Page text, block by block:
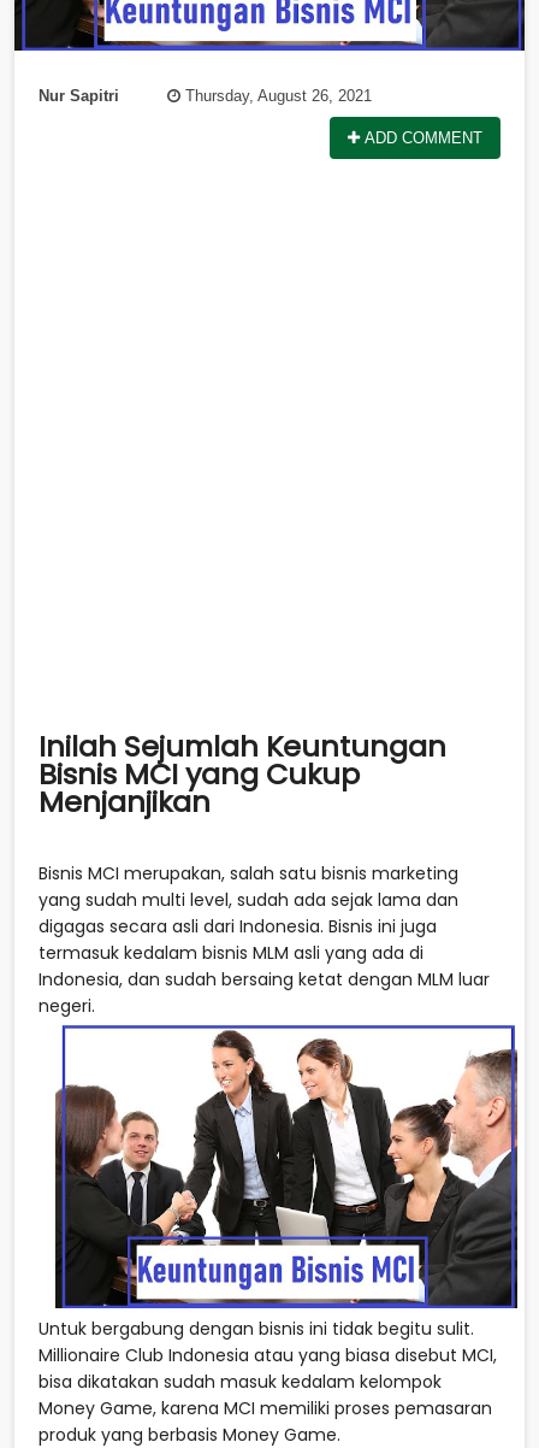
Nur Sapitri Thursday, August 26, 2021
ADD COMMENT
Inilah Sejumlah Keuntungan
Bisnis MCI yang Cukup
Menjanjikan
Bisnis MCI merupakan, salah satu bisnis marketing
yang sudah multi level, sudah ada sejak lama dan
digagas secara asli dari Indonesia. Bisnis ini juga
termasuk kedalam bisnis MLM asli yang ada di
Indonesia, dan sudah bersaing ketat dengan MLM luar
negeri.
Untuk bergabung dengan bisnis ini tidak begitu sulit.
Millionaire Club Indonesia atau yang biasa disebut MCI,
bisa dikatakan sudah masuk kedalam kelompok
Money Game, karena MCI memiliki proses pemasaran
produk yang berbasis Money Game.